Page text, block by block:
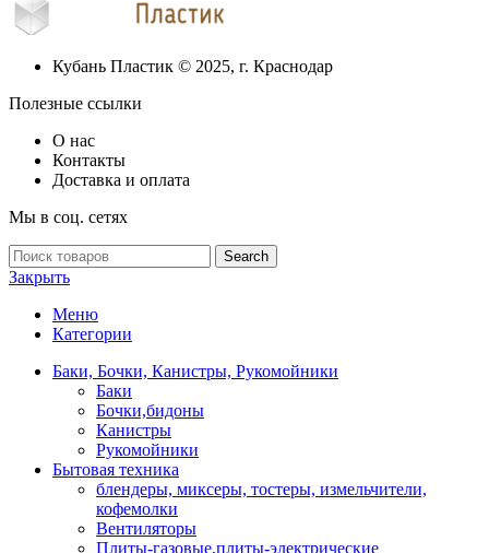
Кубань Пластик © 2025, г. Краснодар
Полезные ссылки
О нас
Контакты
Доставка и оплата
Мы в соц. сетях
Search
Закрыть
Меню
Категории
Баки, Бочки, Канистры, Рукомойники
Баки
Бочки,бидоны
Канистры
Рукомойники
Бытовая техника
блендеры, миксеры, тостеры, измельчители,
кофемолки
Вентиляторы
Плиты-газовые,плиты-электрические